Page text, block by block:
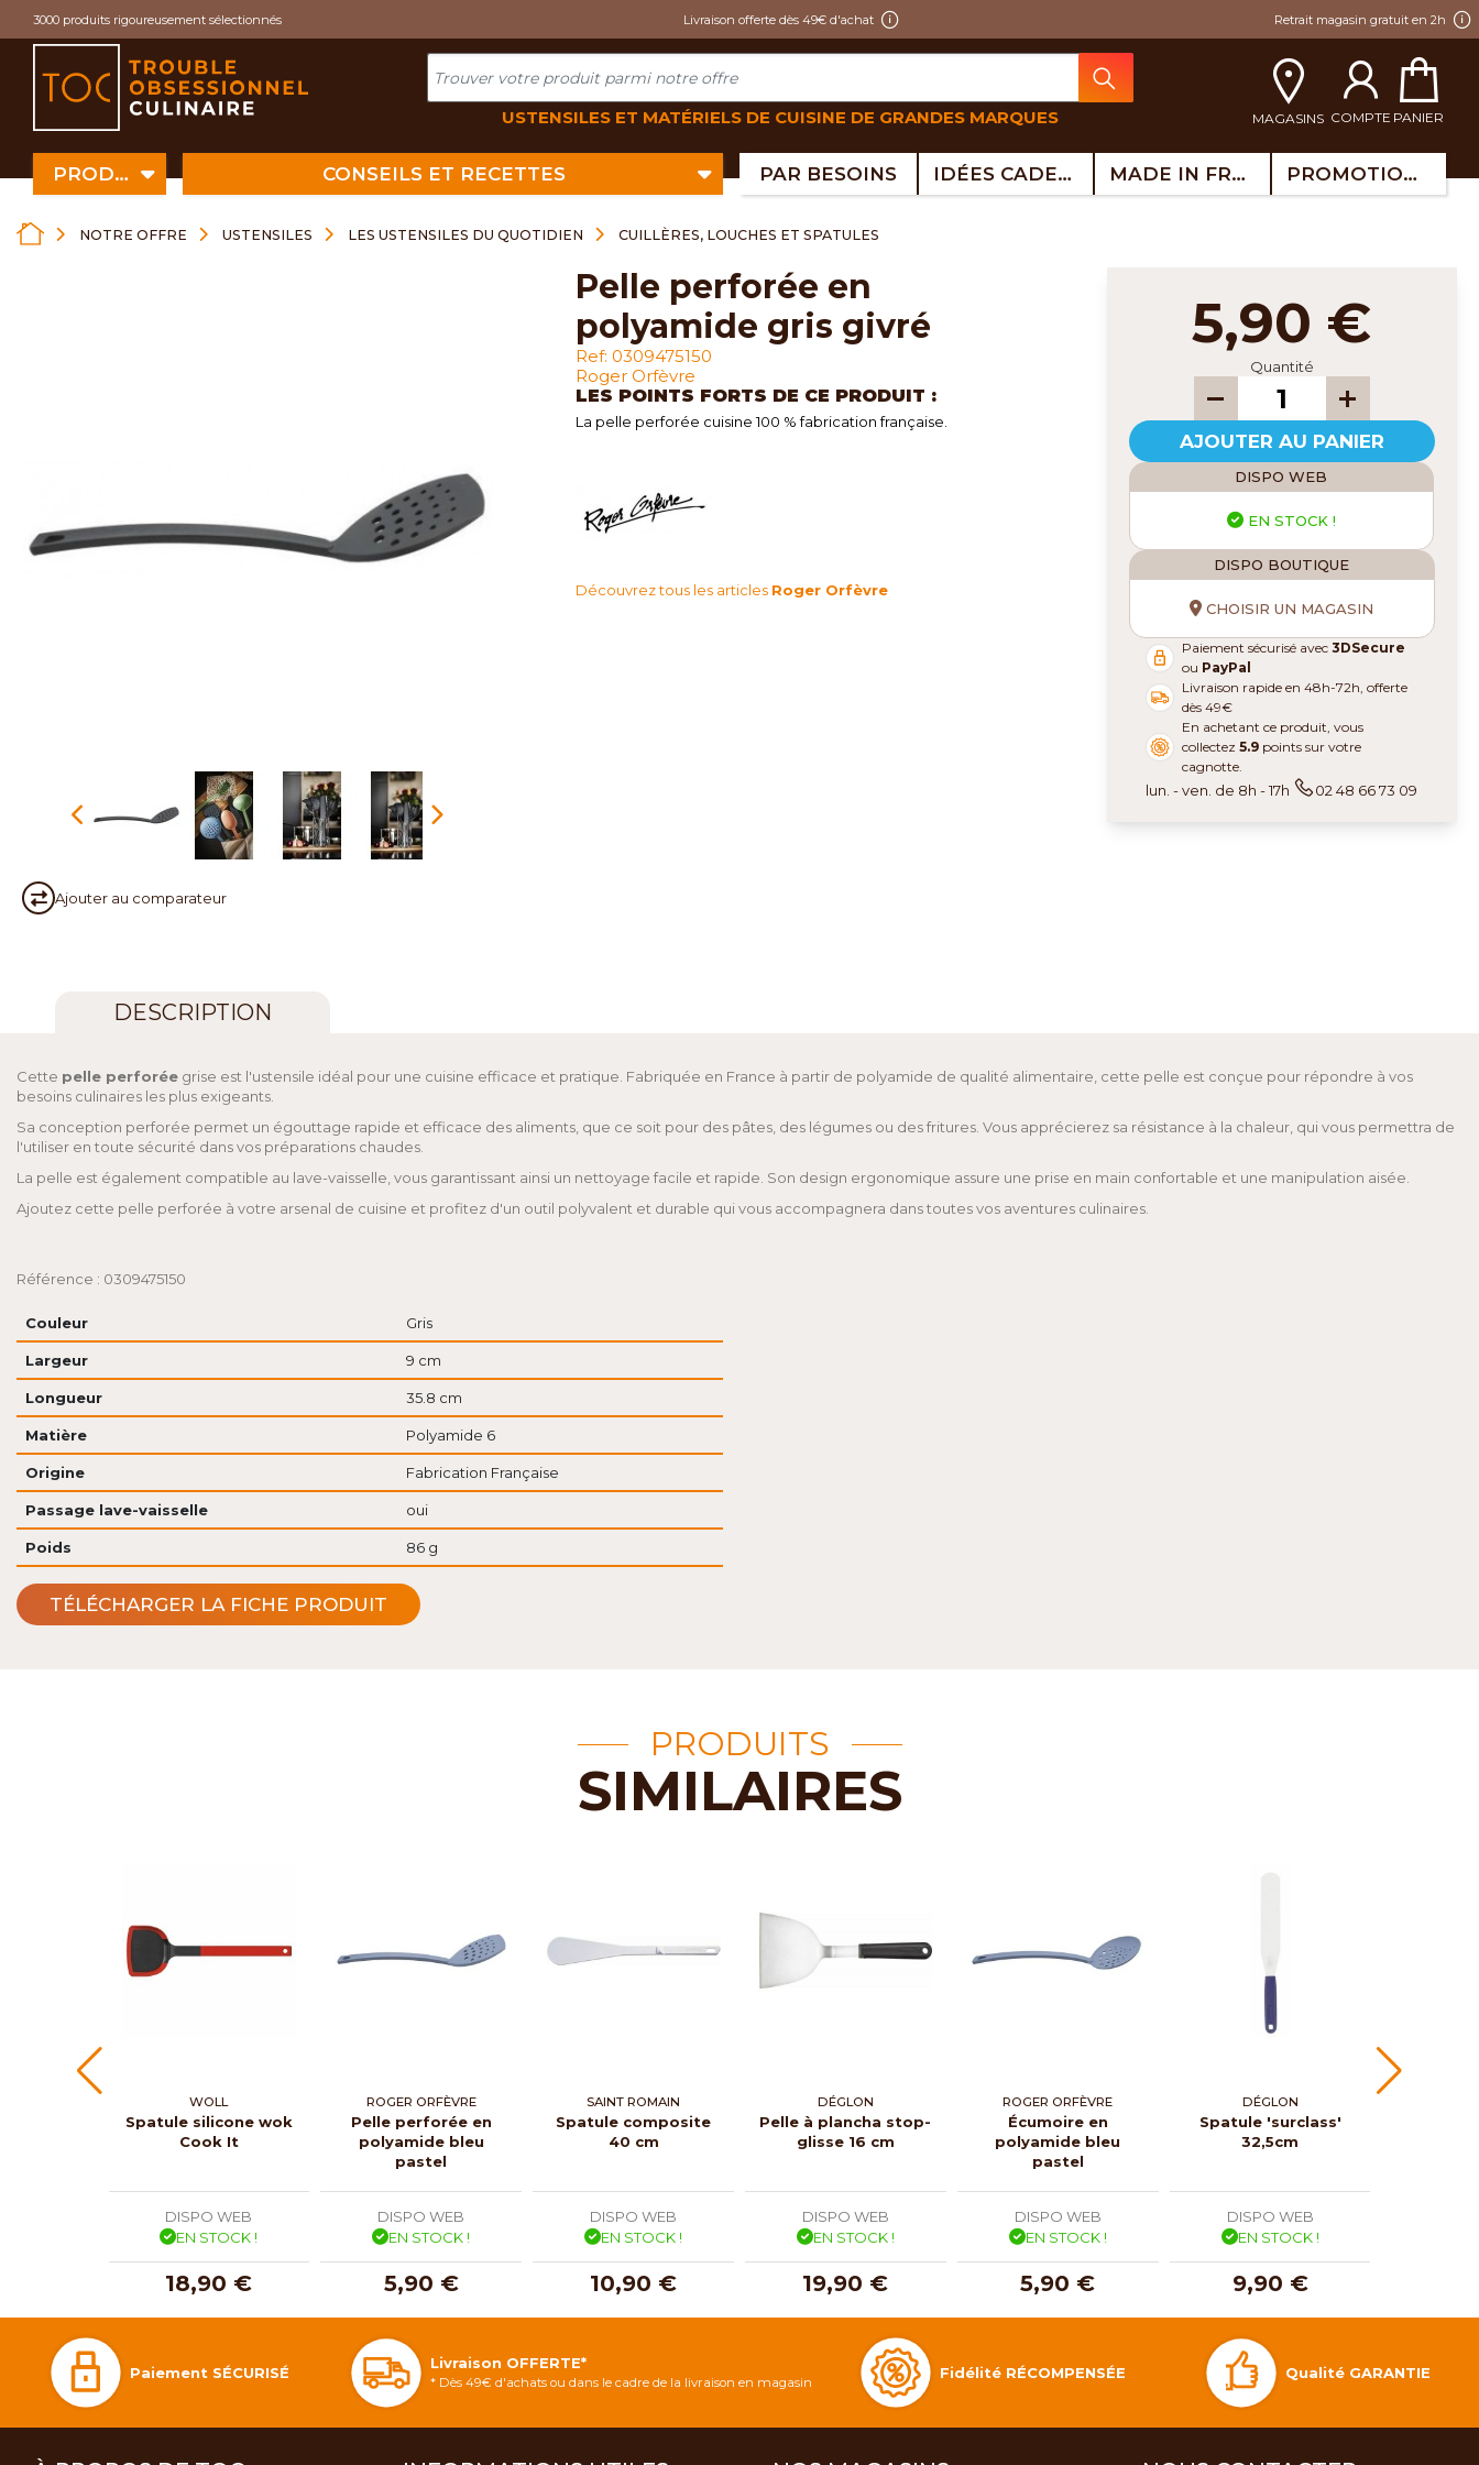
3000 produits rigoureusement sélectionnés Livraison offerte dès 49€ d'achat Retrait magasin gratuit en 2h
USTENSILES ET MATÉRIELS DE CUISINE DE GRANDES MARQUES MAGASINS COMPTE PANIER
PRODUITS CONSEILS ET RECETTES PAR BESOINS IDÉES CADEAUX MADE IN FRANCE PROMOTIONS
NOTRE OFFRE USTENSILES LES USTENSILES DU QUOTIDIEN CUILLÈRES, LOUCHES ET SPATULES
Ajouter au comparateur
pelle perforée en
polyamide gris givré
Ref: 0309475150
Roger Orfèvre
LES POINTS FORTS DE CE PRODUIT :
La pelle perforée cuisine 100 % fabrication française.
Découvrez tous les articles Roger Orfèvre
5,90 €
Quantité
AJOUTER AU PANIER
DISPO WEB
EN STOCK !
DISPO BOUTIQUE
CHOISIR UN MAGASIN
Paiement sécurisé avec3DSecure
ou PayPal
Livraison rapide en 48h-72h, offerte
dès 49€
En achetant ce produit, vous
collectez5.9 points sur votre
cagnotte.
lun. - ven. de 8h - 17h 02 48 66 73 09
DESCRIPTION
Cette pelle perforée grise est l'ustensile idéal pour une cuisine efficace et pratique. Fabriquée en France à partir de polyamide de qualité alimentaire, cette pelle est conçue pour répondre à vos
besoins culinaires les plus exigeants.
Sa conception perforée permet un égouttage rapide et efficace des aliments, que ce soit pour des pâtes, des légumes ou des fritures. Vous apprécierez sa résistance à la chaleur, qui vous permettra de
l'utiliser en toute sécurité dans vos préparations chaudes.
La pelle est également compatible au lave-vaisselle, vous garantissant ainsi un nettoyage facile et rapide. Son design ergonomique assure une prise en main confortable et une manipulation aisée.
Ajoutez cette pelle perforée à votre arsenal de cuisine et profitez d'un outil polyvalent et durable qui vous accompagnera dans toutes vos aventures culinaires.
Référence : 0309475150
Couleur Gris
Largeur 9 cm
Longueur 35.8 cm
Matière Polyamide 6
Origine Fabrication Française
Passage lave-vaisselle oui
Poids 86 g
TÉLÉCHARGER LA FICHE PRODUIT
PRODUITS
SIMILAIRES
WOLL
Spatule silicone wok
Cook It
DISPO WEB
EN STOCK !
18,90 €
ROGER ORFÈVRE
Pelle perforée en
polyamide bleu
pastel
DISPO WEB
EN STOCK !
5,90 €
SAINT ROMAIN
Spatule composite
40 cm
DISPO WEB
EN STOCK !
10,90 €
DÉGLON
Pelle à plancha stop-
glisse 16 cm
DISPO WEB
EN STOCK !
19,90 €
ROGER ORFÈVRE
Écumoire en
polyamide bleu
pastel
DISPO WEB
EN STOCK !
5,90 €
DÉGLON
Spatule 'surclass'
32,5cm
DISPO WEB
EN STOCK !
9,90 €
Paiement SÉCURISÉ
Livraison OFFERTE*
* Dès 49€ d'achats ou dans le cadre de la livraison en magasin
Fidélité RÉCOMPENSÉE Qualité GARANTIE